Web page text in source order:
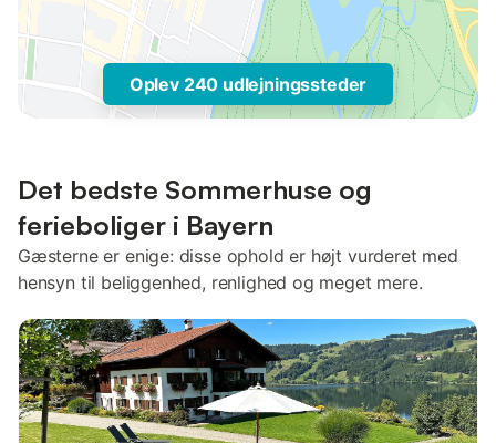
Oplev 240 udlejningssteder
Det bedste Sommerhuse og
ferieboliger i Bayern
Gæsterne er enige: disse ophold er højt vurderet med
hensyn til beliggenhed, renlighed og meget mere.